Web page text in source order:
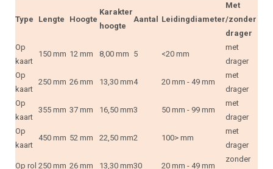
Type Lengte Hoogte
Karakter
hoogte
Aantal Leidingdiameter
Met
/zonder
drager
Op
kaart
150 mm 12 mm 8,00 mm 5 <20 mm
met
drager
Op
kaart
250 mm 26 mm 13,30 mm4 20 mm - 49 mm
met
drager
Op
kaart
355 mm 37 mm 16,50 mm3 50 mm - 99 mm
met
drager
Op
kaart
450 mm 52 mm 22,50 mm2 100> mm
met
drager
Op rol 250 mm 26 mm 13,30 mm30 20 mm - 49 mm
zonder